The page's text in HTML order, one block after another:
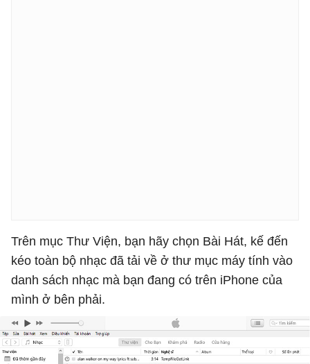
Trên mục Thư Viện, bạn hãy chọn Bài Hát, kế đến
kéo toàn bộ nhạc đã tải về ở thư mục máy tính vào
danh sách nhạc mà bạn đang có trên iPhone của
mình ở bên phải.